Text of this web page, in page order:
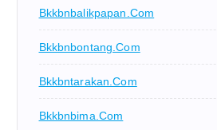
Bkkbnbalikpapan.com
Bkkbnbontang.com
Bkkbntarakan.com
Bkkbnbima.com